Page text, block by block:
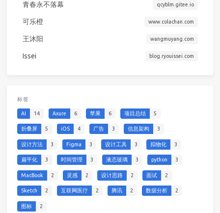
青春永不落幕 qcyblm.gitee.io
可乐橙 www.colachan.com
王沐阳 wangmuyang.com
Issei blog.ryouissei.com
标签
AI 14 Axure 6 苹果 6 项目总结 5
折叠屏 5 iOS 4 广告 3 信息架构 3
设计方法 3 Figma 3 设计工具 3 拟物化 3
扁平化 3 时间管理 3 液态玻璃 3 python 3
MacBook 2 灵感 2 设计思路 2 面试 2
Sketch 2 互联网医疗 2 腾讯 2 数据分析 2
图标 2